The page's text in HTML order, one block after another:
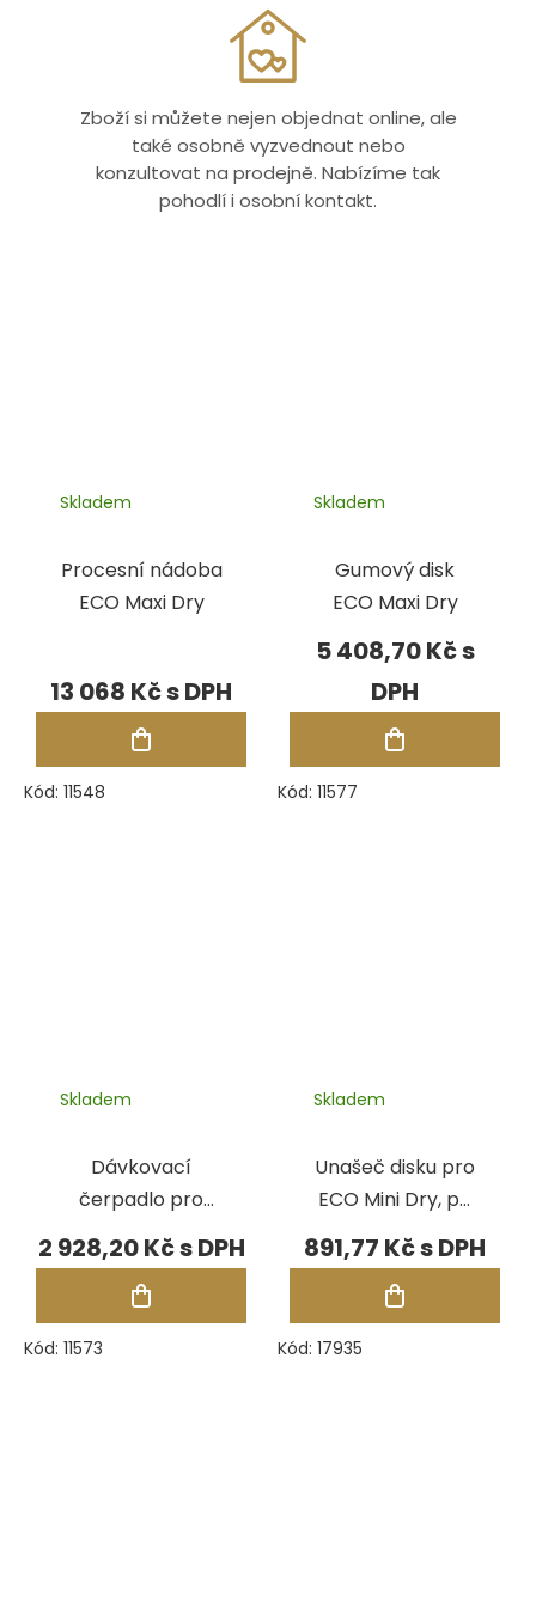
Zboží si můžete nejen objednat online, ale
také osobně vyzvednout nebo
konzultovat na prodejně. Nabízíme tak
pohodlí i osobní kontakt.
Procesní nádoba
ECO Maxi Dry
Skladem
13 068 Kč
Kód: 11548
Gumový disk
ECO Maxi Dry
Skladem
5 408,70 Kč
Kód: 11577
Dávkovací
čerpadlo pro
ECO Maxi s
konektorem
Skladem
2 928,20 Kč
Kód: 11573
Unašeč disku pro
ECO Mini Dry, pr.
12 mm
Skladem
891,77 Kč
Kód: 17935